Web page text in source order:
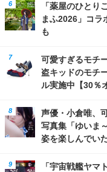
「薬屋のひと
まふ2026」コラ
も
可愛すぎるモチ
盗キッドのモチ
ル実施中【30％
声優・小倉唯、
写真集「ゆいま
姿を楽しんでい
「宇宙戦艦ヤマ